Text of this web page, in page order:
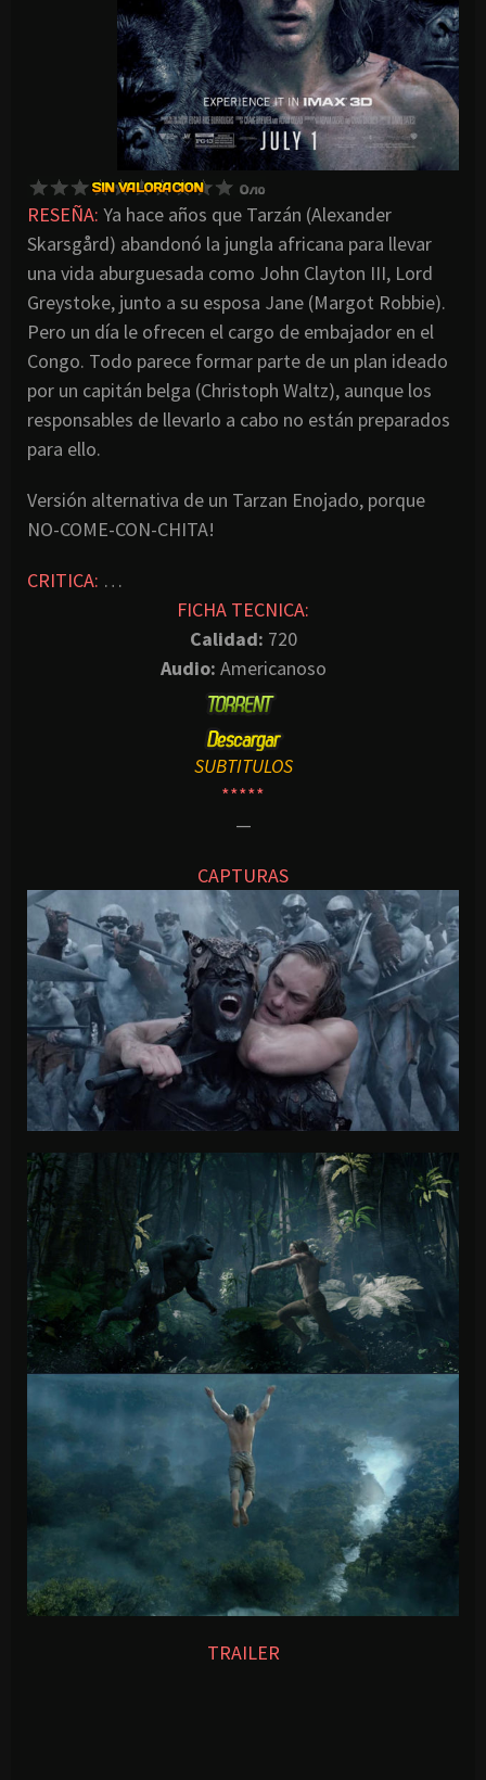
RESEÑA: Ya hace años que Tarzán (Alexander
Skarsgård) abandonó la jungla africana para llevar
una vida aburguesada como John Clayton III, Lord
Greystoke, junto a su esposa Jane (Margot Robbie).
Pero un día le ofrecen el cargo de embajador en el
Congo. Todo parece formar parte de un plan ideado
por un capitán belga (Christoph Waltz), aunque los
responsables de llevarlo a cabo no están preparados
para ello.
Versión alternativa de un Tarzan Enojado, porque
NO-COME-CON-CHITA!
CRITICA: …
FICHA TECNICA:
Calidad: 720
Audio: Americanoso
SUBTITULOS
*****
—
CAPTURAS
TRAILER